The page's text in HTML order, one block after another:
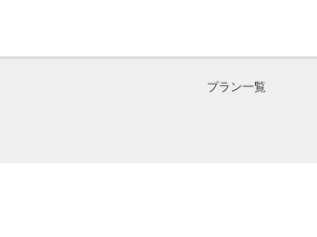
プラン一覧